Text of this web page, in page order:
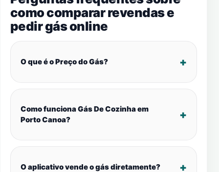
como comparar revendas e
pedir gás online
O que é o Preço do Gás?
Como funciona Gás De Cozinha em
Porto Canoa?
O aplicativo vende o gás diretamente?